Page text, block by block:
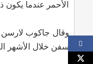
الأحمر عندما يكون
وقال جاكوب لارسن
سفن خلال الأشهر